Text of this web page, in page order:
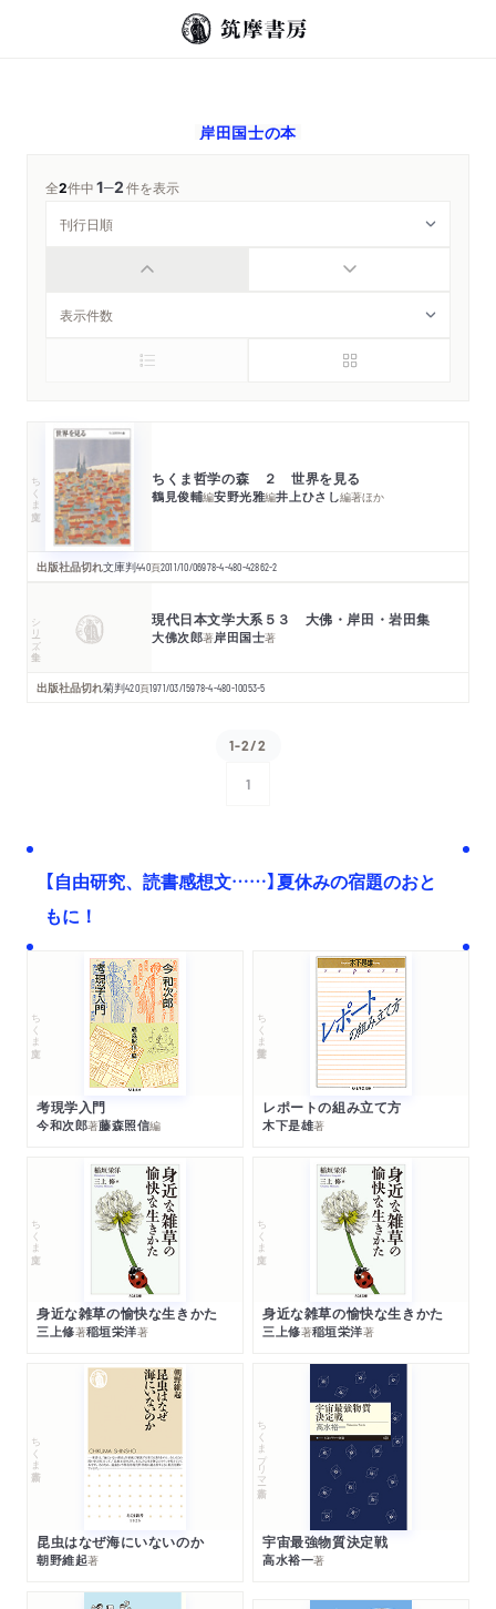
岸田国士の本
全2件中1─2件を表示
ちくま文庫 ちくま哲学の森 ２ 世界を見る
鶴見俊輔編安野光雅編井上ひさし編著ほか
出版社品切れ文庫判440頁2011/10/06978-4-480-42862-2
シリーズ・全集 現代日本文学大系５３ 大佛・岸田・岩田集
大佛次郎著岸田国士著
出版社品切れ菊判420頁1971/03/15978-4-480-10053-5
1-2/2
1
【自由研究、読書感想文……】夏休みの宿題のおと
もに！
ちくま文庫
考現学入門
今和次郎著藤森照信編
ちくま学芸文庫
レポートの組み立て方
木下是雄著
ちくま文庫
身近な雑草の愉快な生きかた
三上修著稲垣栄洋著
ちくま文庫
身近な雑草の愉快な生きかた
三上修著稲垣栄洋著
ちくま新書
昆虫はなぜ海にいないのか
朝野維起著
ちくまプリマー新書
宇宙最強物質決定戦
高水裕一著